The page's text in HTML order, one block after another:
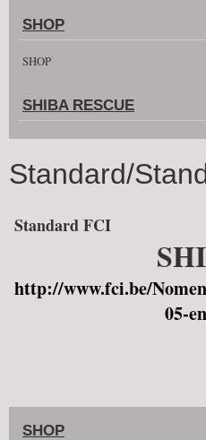
SHOP
SHOP
SHIBA RESCUE
Standard/
Standard FCI
http://www.fci.be/
05-
SHOP